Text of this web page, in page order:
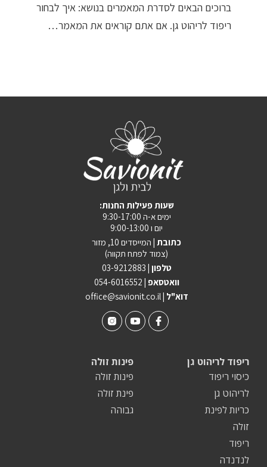
ברוכים הבאים לסדרת המאמרים בנושא: איך לבחור
ריפוד לריהוט גן. אם אתם קוראים את המאמר…
:שעות פעילות החנות
ימים א-ה 9:30-17:00
יום ו 9:00-13:00
כתובת | המייסדים 10, מזור
(צמוד לפתח תקווה)
טלפון | 03-9212883
וואטסאפ | 054-6016552
office@savionit.co.il | דוא"ל
פינות זולה
פינות זולה
פינת זולה
גבוהה
ריפוד לריהוט גן
כיסוי ריפוד
לריהוט גן
כריות לפינת
זולה
ריפוד
לנדנדה